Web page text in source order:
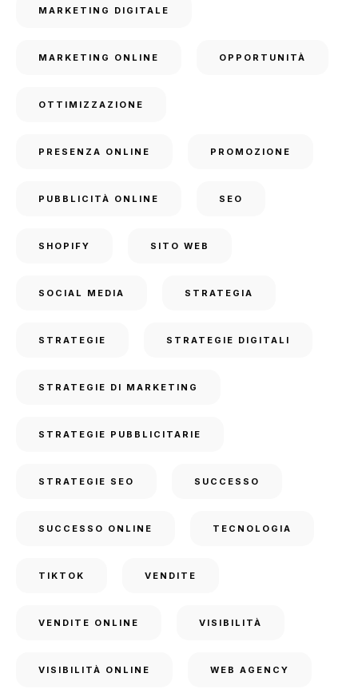
MARKETING DIGITALE
MARKETING ONLINE OPPORTUNITÀ
OTTIMIZZAZIONE
PRESENZA ONLINE PROMOZIONE
PUBBLICITÀ ONLINE SEO
SHOPIFY SITO WEB
SOCIAL MEDIA STRATEGIA
STRATEGIE STRATEGIE DIGITALI
STRATEGIE DI MARKETING
STRATEGIE PUBBLICITARIE
STRATEGIE SEO SUCCESSO
SUCCESSO ONLINE TECNOLOGIA
TIKTOK VENDITE
VENDITE ONLINE VISIBILITÀ
VISIBILITÀ ONLINE WEB AGENCY